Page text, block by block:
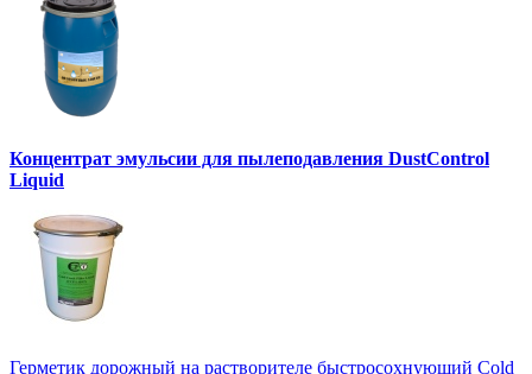
Концентрат эмульсии для пылеподавления DustControl
Liquid
Герметик дорожный на растворителе быстросохнующий Cold